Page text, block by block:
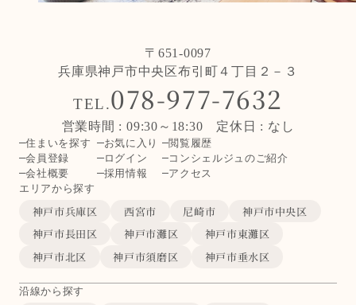
〒651-0097
兵庫県神戸市中央区布引町４丁目２－３
TEL.078-977-7632
営業時間 : 09:30～18:30 定休日 : なし
住まいを探す お気に入り
閲覧履歴
会員登録
ログイン
コンシェルジュのご紹介
会社概要
採用情報
アクセス
エリアから探す
神戸市兵庫区 西宮市 尼崎市
神戸市中央区
神戸市長田区
神戸市灘区
神戸市東灘区
神戸市北区
神戸市須磨区 神戸市垂水区
沿線から探す